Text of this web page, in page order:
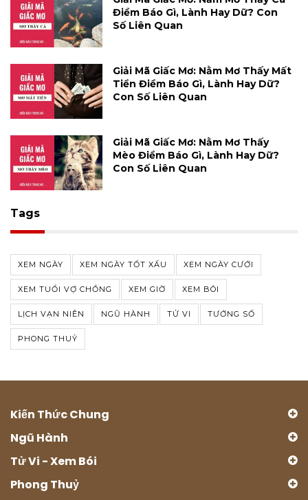
Điềm Báo Gì, Lành Hay Dữ? Con
Số Liên Quan
Giải Mã Giấc Mơ: Nằm Mơ Thấy Mất
Tiền Điềm Báo Gì, Lành Hay Dữ?
Con Số Liên Quan
Giải Mã Giấc Mơ: Nằm Mơ Thấy
Mèo Điềm Báo Gì, Lành Hay Dữ?
Con Số Liên Quan
Tags
XEM NGÀY XEM NGÀY TỐT XẤU XEM NGÀY CƯỚI
XEM TUỔI VỢ CHỒNG XEM GIỜ XEM BÓI
LỊCH VẠN NIÊN NGŨ HÀNH TỬ VI TƯỚNG SỐ
PHONG THUỶ
Kiến Thức Chung
Ngũ Hành
Tử Vi - Xem Bói
Phong Thuỷ